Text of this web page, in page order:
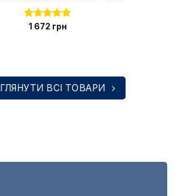
Оцінено в
1 672 грн
ВСІ ТОВАРИ